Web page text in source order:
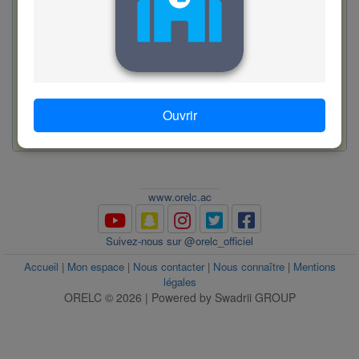
Ouvrir
E. pencher vers
F. merder
Valider
56
www.orelc.ac
Suivez-nous sur @orelc_officiel
Accueil | Mon espace| Nous contacter| Nous connaître| Mentions
légales
ORELC © 2026 | Powered by Swadrii GROUP